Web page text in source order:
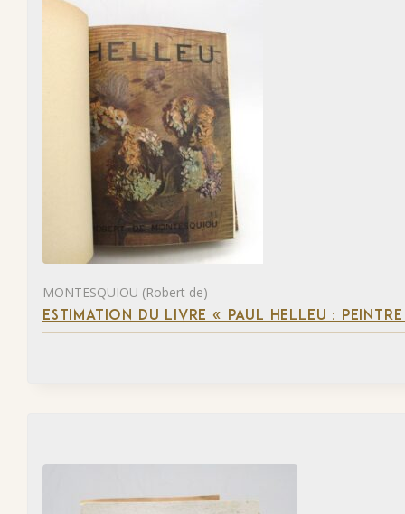
MONTESQUIOU (Robert de)
ESTIMATION DU LIVRE « PAUL HELLEU :